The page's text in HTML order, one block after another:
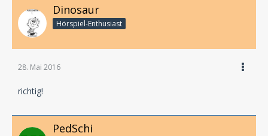
Dinosaur
Hörspiel-En­thu­si­ast
28. Mai 2016
richtig!
PedSchi